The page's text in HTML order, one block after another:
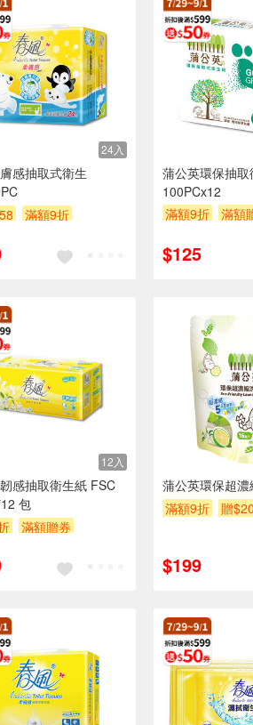
24入
感抽取式衛生
滿額9折
蒲公英環保抽
100PCx12
滿額9折
滿額
$125
12入
感抽取衛生紙 FSC
包
滿額贈券
蒲公英環保超
滿額9折
贈
$199